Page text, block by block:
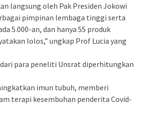
langsung oleh Pak Presiden Jokowi
pimpinan lembaga tinggi serta
5.000-an, dan hanya 55 produk
lolos,” ungkap Prof Lucia yang
para peneliti Unsrat diperhitungkan
imun tubuh, memberi
terapi kesembuhan penderita Covid-